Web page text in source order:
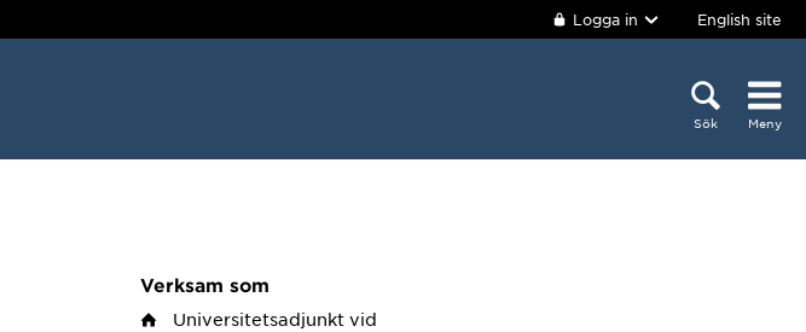
Logga in English site
Sök Meny
Verksam som
Universitetsadjunkt vid